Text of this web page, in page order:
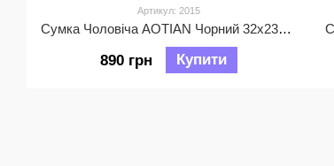
Артикул: 2015
Сумка Чоловіча AOTIAN Чорний 32х23х12 см (2015)
890 грн Купити